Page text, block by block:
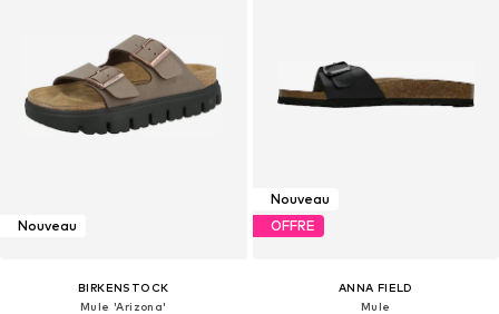
Nouveau
BIRKENSTOCK
Mule 'Arizona'
Nouveau
OFFRE
ANNA FIELD
Mule